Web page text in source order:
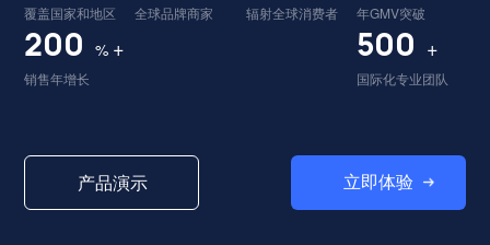
覆盖国家和地区 全球品牌商家 辐射全球消费者 年GMV突破
200 % +
销售年增长
500 +
国际化专业团队
产品演示 立即体验